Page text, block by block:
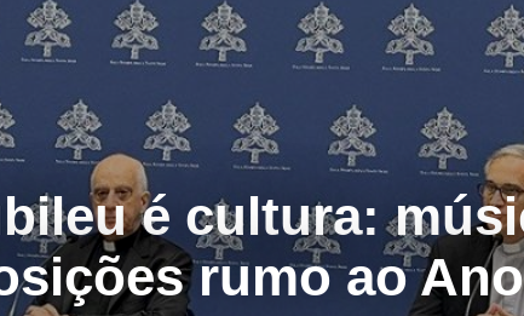
é cultura:
rumo ao